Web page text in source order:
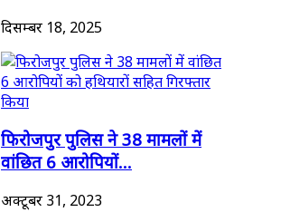
दिसम्बर 18, 2025
फिरोजपुर पुलिस ने 38 मामलों में
वांछित 6 आरोपियों...
अक्टूबर 31, 2023